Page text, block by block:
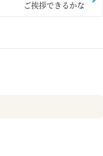
ご挨拶できるかな